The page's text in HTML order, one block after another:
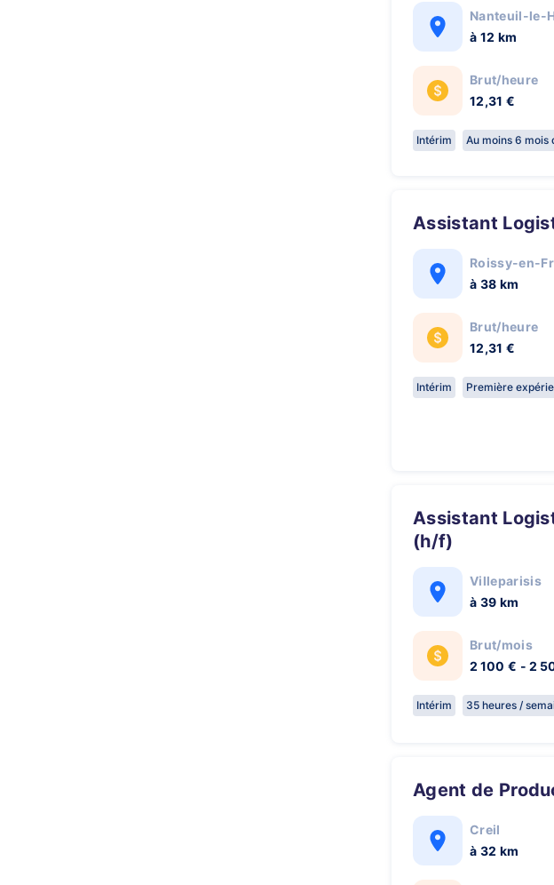
Nanteuil-le-
à 12 km
Brut/heure
12,31 €
Intérim Au moins 6 mois
Assistant
Roissy-en-
à 38 km
Brut/heure
12,31 €
Intérim Première
Assistant Logistique/Transport
(h/f)
Villeparisis
à 39 km
Brut/mois
2 100 € - 2
Intérim 35 heures /
Agent de
Creil
à 32 km